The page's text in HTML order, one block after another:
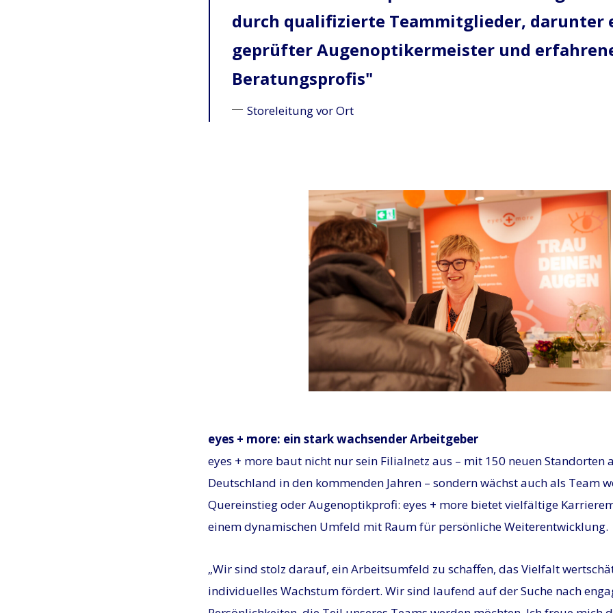
durch qualifizierte Teammitglieder, darunter
geprüfter Augenoptikermeister und
Beratungsprofis
Storeleitung vor Ort
JPG
eyes + more: ein stark wachsender Arbeitgeber
eyes + more baut nicht nur sein Filialnetz aus – mit 150 neuen Standorten
Deutschland in den kommenden Jahren – sondern wächst auch als Team
Quereinstieg oder Augenoptikprofi: eyes + more bietet vielfältige
einem dynamischen Umfeld mit Raum für persönliche Weiterentwicklung.
„Wir sind stolz darauf, ein Arbeitsumfeld zu schaffen, das Vielfalt
individuelles Wachstum fördert. Wir sind laufend auf der Suche nach